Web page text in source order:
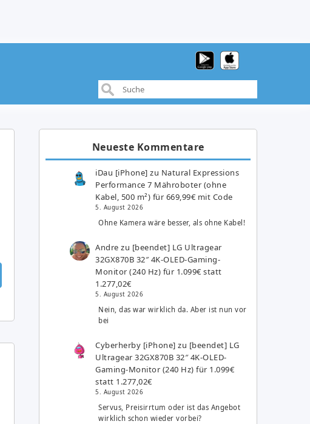
Neueste Kommentare
iDau [iPhone] zu Natural Expressions
Performance 7 Mähroboter (ohne
Kabel, 500 m²) für 669,99€ mit Code
5. August 2026
Ohne Kamera wäre besser, als ohne Kabel!
Andre zu [beendet] LG Ultragear
32GX870B 32″ 4K-OLED-Gaming-
Monitor (240 Hz) für 1.099€ statt
1.277,02€
5. August 2026
Nein, das war wirklich da. Aber ist nun vor
bei
Cyberherby [iPhone] zu [beendet] LG
Ultragear 32GX870B 32″ 4K-OLED-
Gaming-Monitor (240 Hz) für 1.099€
statt 1.277,02€
5. August 2026
Servus, Preisirrtum oder ist das Angebot
wirklich schon wieder vorbei?